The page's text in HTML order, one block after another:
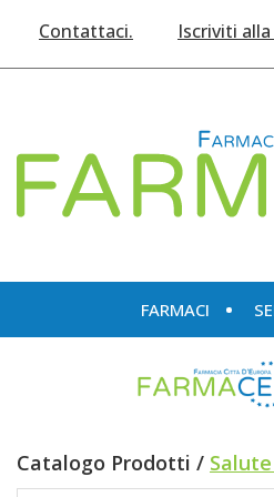
principale
Contattaci. Iscriviti
FARMACI
Catalogo Prodotti /